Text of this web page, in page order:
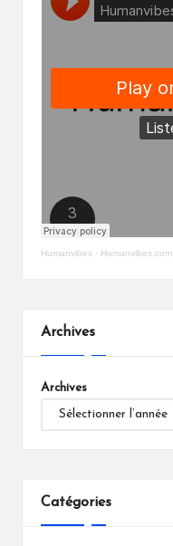
Humanvibes · Humanvibes.com
Archives
Archives
Catégories